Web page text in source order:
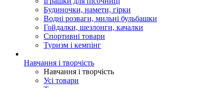
Будиночки, намети, гірки
Водні розваги, мильні бульбашки
Гойдалки, шезлонги, качалки
Спортивні товари
Туризм і кемпінг
Навчання і творчість
Навчання і творчість
Усі товари